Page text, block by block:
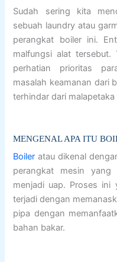
Sudah sering kita
sebuah laundry atau
perangkat boiler ini.
malfungsi alat
perhatian prioritas
masalah keamanan dari
terhindar dari malapetaka
MENGENAL APA ITU
Boiler atau dikenal
perangkat mesin
menjadi uap. Proses ini
terjadi dengan
pipa dengan
bahan bakar.